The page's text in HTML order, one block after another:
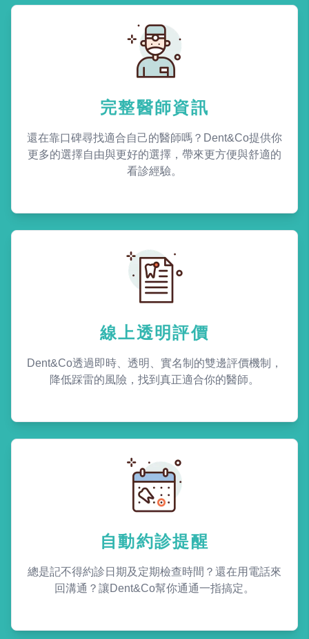
完整醫師資訊
還在靠口碑尋找適合自己的醫師嗎？Dent&Co提供你
更多的選擇自由與更好的選擇，帶來更方便與舒適的
看診經驗。
線上透明評價
Dent&Co透過即時、透明、實名制的雙邊評價機制，
降低踩雷的風險，找到真正適合你的醫師。
自動約診提醒
總是記不得約診日期及定期檢查時間？還在用電話來
回溝通？讓Dent&Co幫你通通一指搞定。